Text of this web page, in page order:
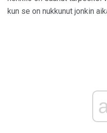
kun se on nukkunut jonkin